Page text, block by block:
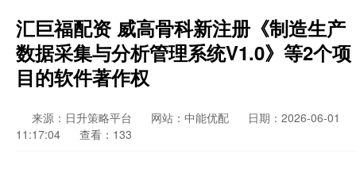
汇巨福配资 威高骨科新注册《制造生产
数据采集与分析管理系统V1.0》等2个项
目的软件著作权
来源：日升策略平台 网站：中能优配
日期：2026-06-01
11:17:04
查看：133